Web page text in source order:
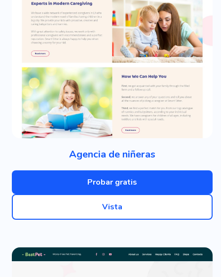
Agencia de niñeras
Probar gratis
Vista